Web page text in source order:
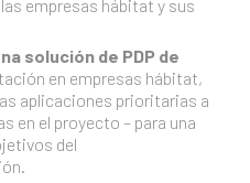
empresas hábitat y sus
solución de PDP de
en empresas hábitat,
aplicaciones prioritarias a
en el proyecto – para una
del